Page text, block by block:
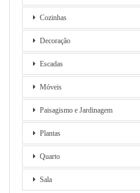
Cozinhas
Decoração
Escadas
Móveis
Paisagismo e Jardinagem
Plantas
Quarto
Sala